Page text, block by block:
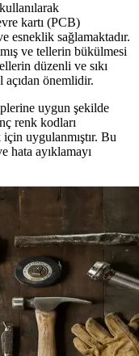
kartı (PCB)
esneklik sağlamaktadır.
ve tellerin bükülmesi
düzenli ve sıkı
önemlidir.
uygun şekilde
renk kodları
uygulanmıştır. Bu
hata ayıklamayı